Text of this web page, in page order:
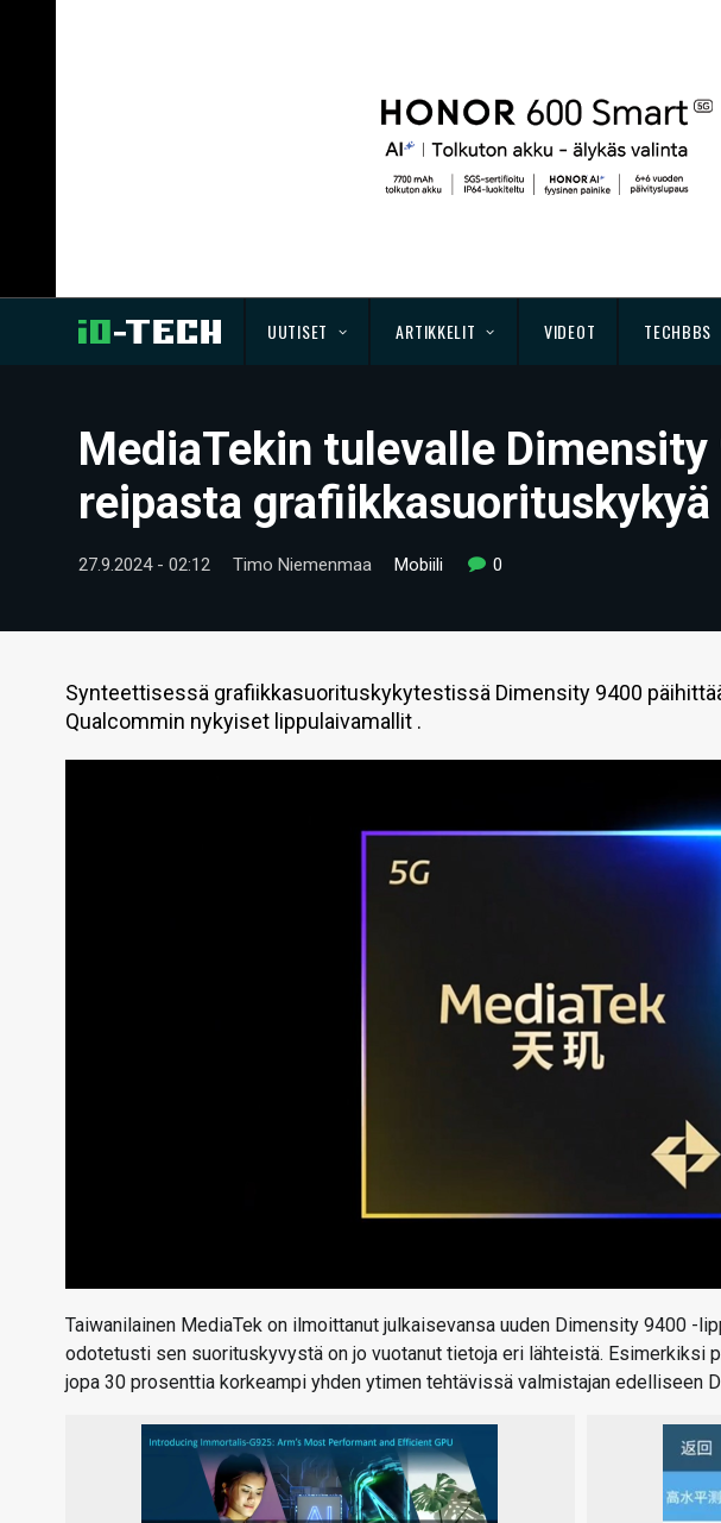
UUTISET ARTIKKELIT VIDEOT TECHBBS
MediaTekin tulevalle
reipasta grafiikkasuorituskykyä
27.9.2024 - 02:12 Timo Niemenmaa Mobiili 0
Synteettisessä grafiikkasuorituskykytestissä Dimensity 9400
Qualcommin nykyiset lippulaivamallit .
Taiwanilainen MediaTek on ilmoittanut julkaisevansa uuden Dimensity 9400 -
odotetusti sen suorituskyvystä on jo vuotanut tietoja eri lähteistä. Esimerkiksi
jopa 30 prosenttia korkeampi yhden ytimen tehtävissä valmistajan edelliseen